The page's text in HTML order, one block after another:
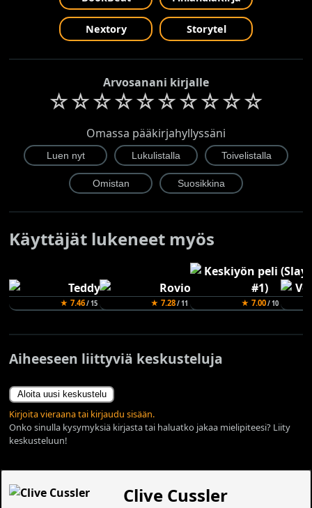
Nextory Storytel
Arvosanani kirjalle
☆☆☆☆☆☆☆☆☆☆
Omassa pääkirjahyllyssäni
Käyttäjät lukeneet myös
★ 7.46/ 15 ★ 7.28/ 11 ★ 7.00/ 10
Aiheeseen liittyviä keskusteluja
Aloita uusi keskustelu
Kirjoita vieraana tai kirjaudu sisään.
Onko sinulla kysymyksiä kirjasta tai haluatko jakaa mielipiteesi? Liity
keskusteluun!
Clive Cussler